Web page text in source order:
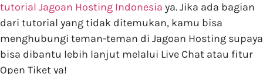
tutorial Jagoan Hosting Indonesia ya. Jika ada bagian
dari tutorial yang tidak ditemukan, kamu bisa
menghubungi teman-teman di Jagoan Hosting supaya
bisa dibantu lebih lanjut melalui Live Chat atau fitur
Open Tiket ya!